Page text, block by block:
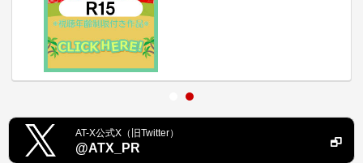
AT-X公式X（旧Twitter）
@ATX_PR